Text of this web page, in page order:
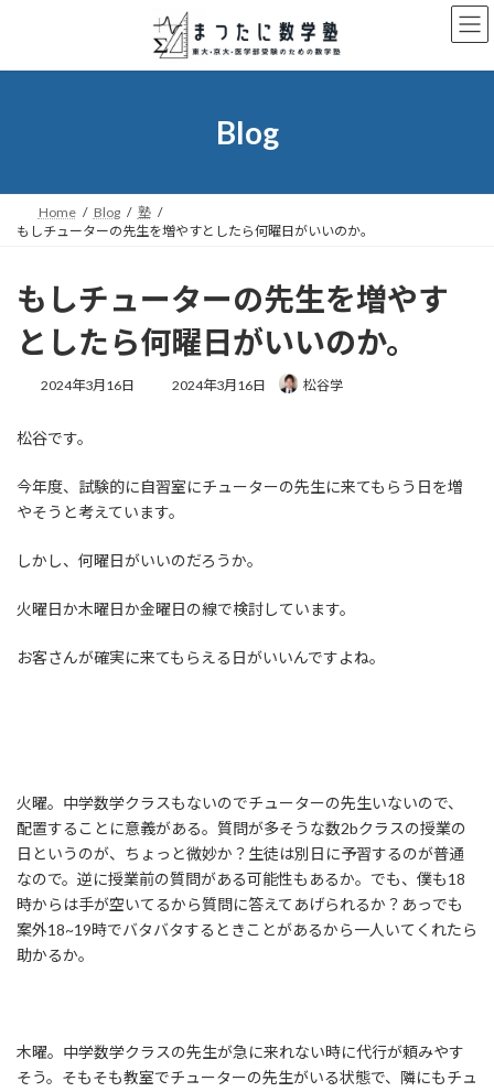
ン
ー
Blog
Home Blog
塾
もしチューターの先生を増やすとしたら何曜日がいいのか。
もしチューターの先生を増やす
としたら何曜日がいいのか。
2024年3月16日
最
時
:
2024年3月16日 松谷学
松谷です。
今年度、試験的に自習室にチューターの先生に来てもらう日を増
やそうと考えています。
しかし、何曜日がいいのだろうか。
火曜日か木曜日か金曜日の線で検討しています。
お客さんが確実に来てもらえる日がいいんですよね。
火曜。中学数学クラスもないのでチューターの先生いないので、
配置することに意義がある。質問が多そうな数2bクラスの授業の
日というのが、ちょっと微妙か？生徒は別日に予習するのが普通
なので。逆に授業前の質問がある可能性もあるか。でも、僕も18
時からは手が空いてるから質問に答えてあげられるか？あっでも
案外18~19時でバタバタするときことがあるから一人いてくれたら
助かるか。
木曜。中学数学クラスの先生が急に来れない時に代行が頼みやす
そう。そもそも教室でチューターの先生がいる状態で、隣にもチュ